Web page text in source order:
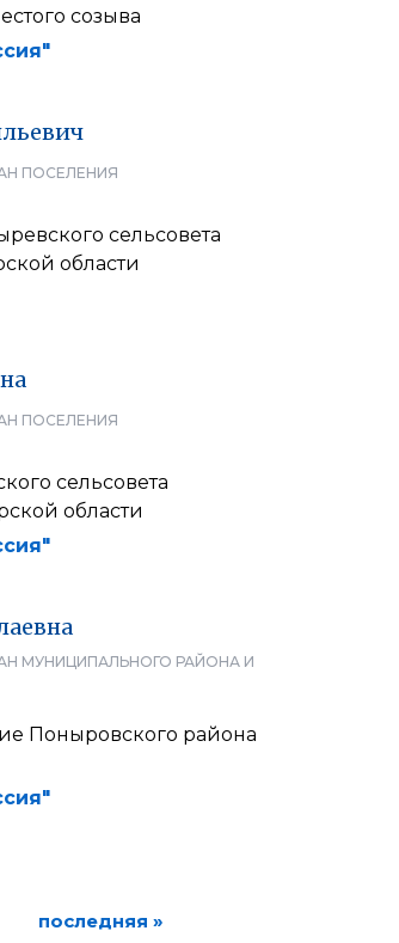
созыва
ПОСЕЛЕНИЯ
сельсовета
области
ПОСЕЛЕНИЯ
сельсовета
области
МУНИЦИПАЛЬНОГО РАЙОНА И
Поныровского района
последняя »